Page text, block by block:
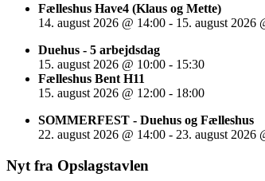
Fælleshus Have4 (Klaus og Mette)
14. august 2026 @ 14:00 - 15. august 2026
Duehus - 5 arbejdsdag
15. august 2026 @ 10:00 - 15:30
Fælleshus Bent H11
15. august 2026 @ 12:00 - 18:00
SOMMERFEST - Duehus og Fælleshus
22. august 2026 @ 14:00 - 23. august 2026
Nyt fra Opslagstavlen